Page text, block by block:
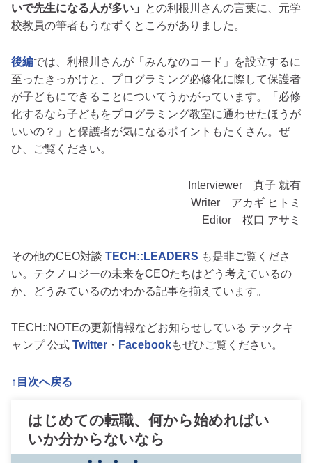
いで先生になる人が多い」
との利根川さんの言葉に、元学
校教員の筆者もうなずくところがありました。
後編では、利根川さんが「みんなのコード」を設立するに
至ったきっかけと、プログラミング必修化に際して保護者
が子どもにできることについてうかがっています。「必修
化するなら子どもをプログラミング教室に通わせたほうが
いいの？」と保護者が気になるポイントもたくさん。ぜ
ひ、ご覧ください。
Interviewer 真子 就有
Writer アカギ ヒトミ
Editor 桜口 アサミ
その他のCEO対談 TECH::LEADERS も是非ご覧くださ
い。テクノロジーの未来をCEOたちはどう考えているの
か、どうみているのかわかる記事を揃えています。
TECH::NOTEの更新情報などお知らせしている テックキ
ャンプ 公式 Twitter ・ Facebookもぜひご覧ください。
↑目次へ戻る
はじめての転職、何から始めればい
いか分からないなら